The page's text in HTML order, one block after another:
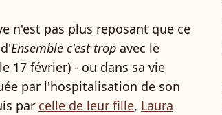
n'est pas plus reposant que ce
Ensemble c'est trop avec le
17 février) - ou dans sa vie
par l'hospitalisation de son
par celle de leur fille, Laura